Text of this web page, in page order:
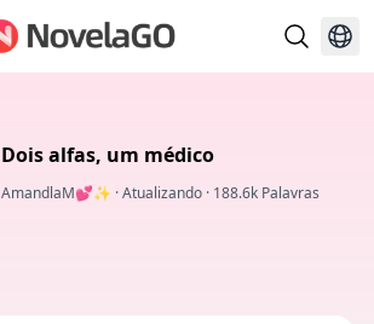
Dois alfas, um médico
AmandlaM💕✨ ·Atualizando · 188.6k Palavras